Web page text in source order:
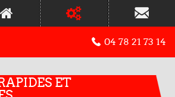
04 78 21 73 14
ET